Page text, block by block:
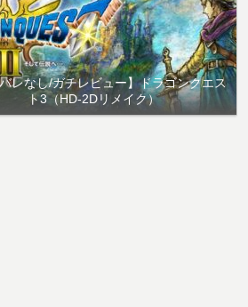
レなし/ガチレビュー】ドラゴンクエス
ト3（HD-2Dリメイク）